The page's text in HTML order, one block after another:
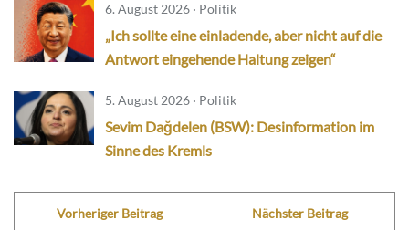
6. August 2026 · Politik
„Ich sollte eine einladende, aber nicht auf die
Antwort eingehende Haltung zeigen“
5. August 2026 · Politik
Sevim Dağdelen (BSW): Desinformation im
Sinne des Kremls
Vorheriger Beitrag Nächster Beitrag